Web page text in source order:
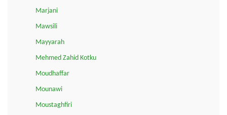
Marjani
Mawsili
Mayyarah
Mehmed Zahid Kotku
Moudhaffar
Mounawi
Moustaghfiri